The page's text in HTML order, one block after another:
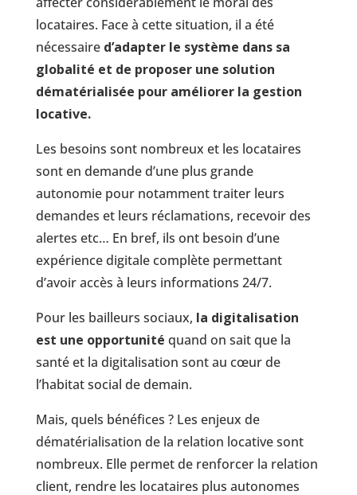
locataires. Face à cette situation, il a été
nécessaire d’adapter le système dans sa
globalité et de proposer une solution
dématérialisée pour améliorer la gestion
locative.
Les besoins sont nombreux et les locataires
sont en demande d’une plus grande
autonomie pour notamment traiter leurs
demandes et leurs réclamations, recevoir des
alertes etc… En bref, ils ont besoin d’une
expérience digitale complète permettant
d’avoir accès à leurs informations 24/7.
Pour les bailleurs sociaux, la digitalisation
est une opportunité quand on sait que la
santé et la digitalisation sont au cœur de
l’habitat social de demain.
Mais, quels bénéfices ? Les enjeux de
dématérialisation de la relation locative sont
nombreux. Elle permet de renforcer la relation
client, rendre les locataires plus autonomes